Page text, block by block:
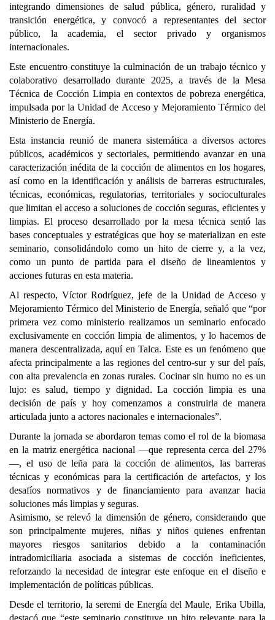
integrando dimensiones de salud pública, género, ruralidad y
transición energética, y convocó a representantes del sector
público, la academia, el sector privado y organismos
internacionales.
Este encuentro constituye la culminación de un trabajo técnico y
colaborativo desarrollado durante 2025, a través de la Mesa
Técnica de Cocción Limpia en contextos de pobreza energética,
impulsada por la Unidad de Acceso y Mejoramiento Térmico del
Ministerio de Energía.
Esta instancia reunió de manera sistemática a diversos actores
públicos, académicos y sectoriales, permitiendo avanzar en una
caracterización inédita de la cocción de alimentos en los hogares,
así como en la identificación y análisis de barreras estructurales,
técnicas, económicas, regulatorias, territoriales y socioculturales
que limitan el acceso a soluciones de cocción seguras, eficientes y
limpias. El proceso desarrollado por la mesa técnica sentó las
bases conceptuales y estratégicas que hoy se materializan en este
seminario, consolidándolo como un hito de cierre y, a la vez,
como un punto de partida para el diseño de lineamientos y
acciones futuras en esta materia.
Al respecto, Víctor Rodríguez, jefe de la Unidad de Acceso y
Mejoramiento Térmico del Ministerio de Energía, señaló que “por
primera vez como ministerio realizamos un seminario enfocado
exclusivamente en cocción limpia de alimentos, y lo hacemos de
manera descentralizada, aquí en Talca. Este es un fenómeno que
afecta principalmente a las regiones del centro-sur y sur del país,
con alta prevalencia en zonas rurales. Cocinar sin humo no es un
lujo: es salud, tiempo y dignidad. La cocción limpia es una
decisión de país y hoy comenzamos a construirla de manera
articulada junto a actores nacionales e internacionales”.
Durante la jornada se abordaron temas como el rol de la biomasa
en la matriz energética nacional —que representa cerca del 27%
—, el uso de leña para la cocción de alimentos, las barreras
técnicas y económicas para la certificación de artefactos, y los
desafíos normativos y de financiamiento para avanzar hacia
soluciones más limpias y seguras.
Asimismo, se relevó la dimensión de género, considerando que
son principalmente mujeres, niñas y niños quienes enfrentan
mayores riesgos sanitarios debido a la contaminación
intradomiciliaria asociada a sistemas de cocción ineficientes,
reforzando la necesidad de integrar este enfoque en el diseño e
implementación de políticas públicas.
Desde el territorio, la seremi de Energía del Maule, Erika Ubilla,
destacó que “este seminario constituye un hito relevante para la